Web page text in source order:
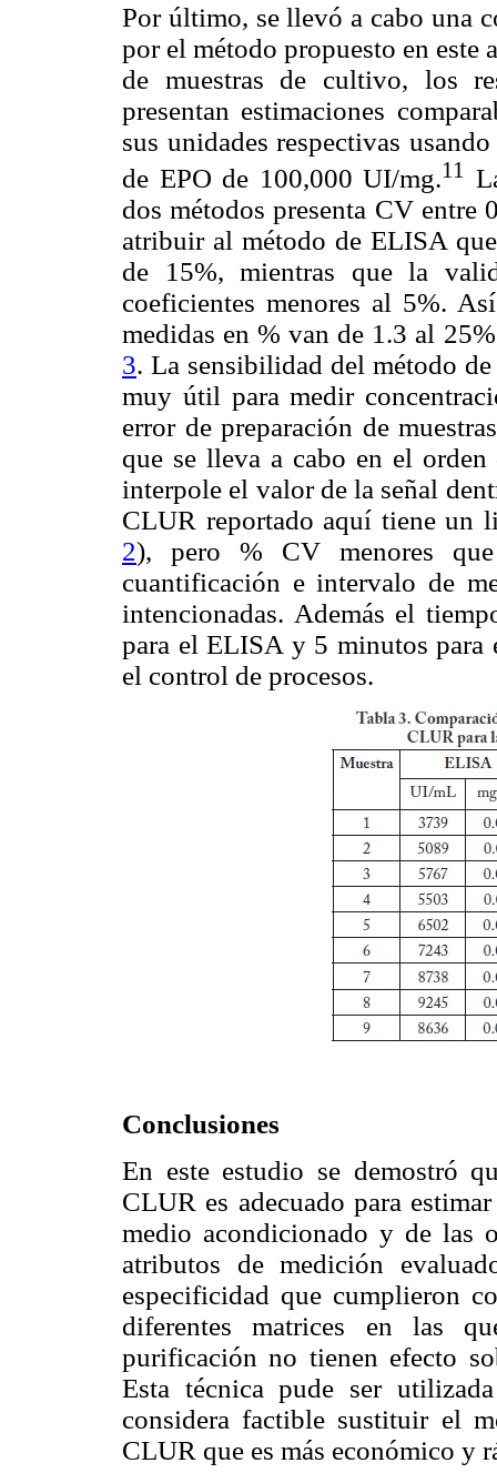
Por último, se llevó a cabo una
por el método propuesto en
de muestras de cultivo, los
presentan estimaciones
sus unidades respectivas
de EPO de 100,000 UI/mg.11
dos métodos presenta CV entre
atribuir al método de ELISA
de 15%, mientras que la
coeficientes menores al 5%.
medidas en % van de 1.3 al
3. La sensibilidad del método
muy útil para medir
error de preparación de
que se lleva a cabo en el
interpole el valor de la señal
CLUR reportado aquí tiene un
2), pero % CV menores
cuantificación e intervalo de
intencionadas. Además el
para el ELISA y 5 minutos para
el control de procesos.
Conclusiones
En este estudio se demostró
CLUR es adecuado para
medio acondicionado y de las
atributos de medición
especificidad que cumplieron
diferentes matrices en las
purificación no tienen efecto
Esta técnica pude ser
considera factible sustituir el
CLUR que es más económico y